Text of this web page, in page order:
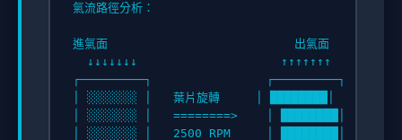
氣流路徑分析：
進氣面                          出氣面
  ↓↓↓↓↓↓↓                    ↑↑↑↑↑↑↑
┌─────────┐                ┌─────────┐
│ ░░░░░░░ │   葉片旋轉     │ ████████│
│ ░░░░░░░ │   ========>    │ ████████│
│ ░░░░░░░ │   2500 RPM     │ ████████│